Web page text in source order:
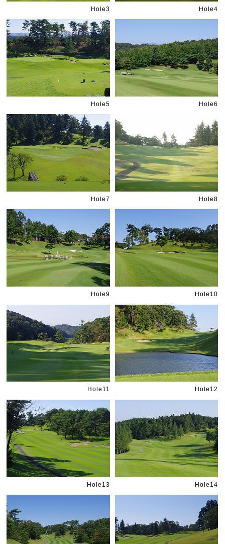
Hole3 Hole4
Hole5 Hole6
Hole7 Hole8
Hole9 Hole10
Hole11 Hole12
Hole13 Hole14